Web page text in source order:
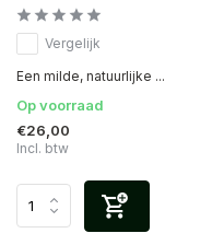
Vergelijk
Een milde, natuurlijke ...
Op voorraad
€26,00
Incl. btw